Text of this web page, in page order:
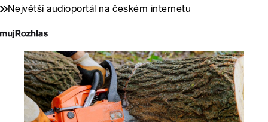
Největší audioportál na českém internetu